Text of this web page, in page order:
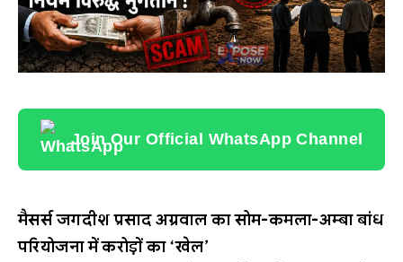
Join Our Official WhatsApp Channel
मैसर्स जगदीश प्रसाद अग्रवाल का सोम-कमला-अम्बा बांध
परियोजना में करोड़ों का ‘खेल’